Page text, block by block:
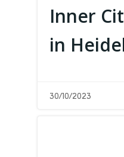
Inner
in
30/10/2023